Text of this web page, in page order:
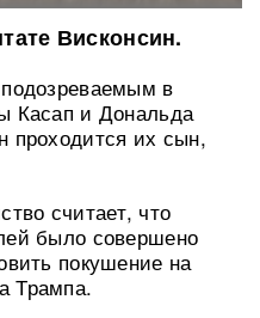
Висконсин.
в
Касап и Дональда
проходится их сын,
считает, что
было совершено
покушение на
Трампа.